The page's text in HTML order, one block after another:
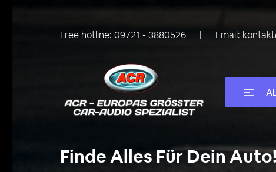
Free hotline: 09721 - 3880526 Email:
Finde Alles Für Dein